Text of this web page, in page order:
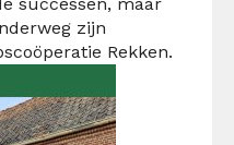
zijn
Rekken.